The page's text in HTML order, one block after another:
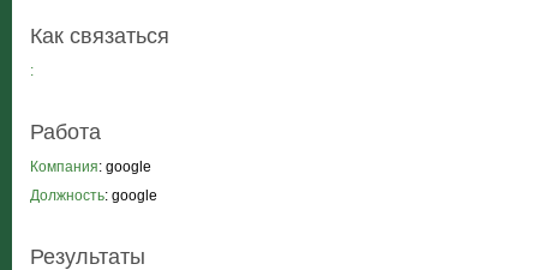
Как связаться
:
Работа
Компания: google
Должность: google
Результаты